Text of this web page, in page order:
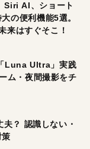
Siri AI、ショート
の便利機能5選。
来はすぐそこ！
Luna Ultra」実践
ム・夜間撮影をチ
？ 認識しない・